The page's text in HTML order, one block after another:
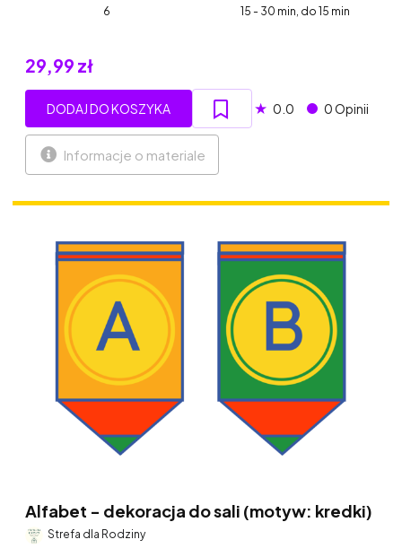
6 15 - 30 min, do 15 min
29,99 zł
DODAJ DO KOSZYKA ★ 0.0 0 Opinii
Informacje o materiale
Alfabet - dekoracja do sali (motyw: kredki)
Strefa dla Rodziny